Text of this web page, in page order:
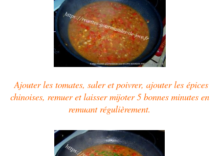
Ajouter les tomates, saler et poivrer, ajouter les épices
chinoises, remuer et laisser mijoter 5 bonnes minutes en
remuant régulièrement.